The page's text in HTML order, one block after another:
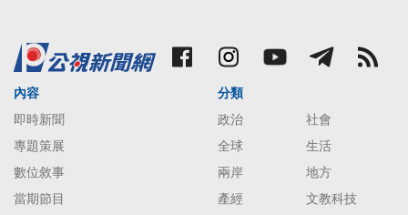
內容
即時新聞
專題策展
數位敘事
當期節目
分類
政治
社會
全球
生活
兩岸
地方
產經
文教科技